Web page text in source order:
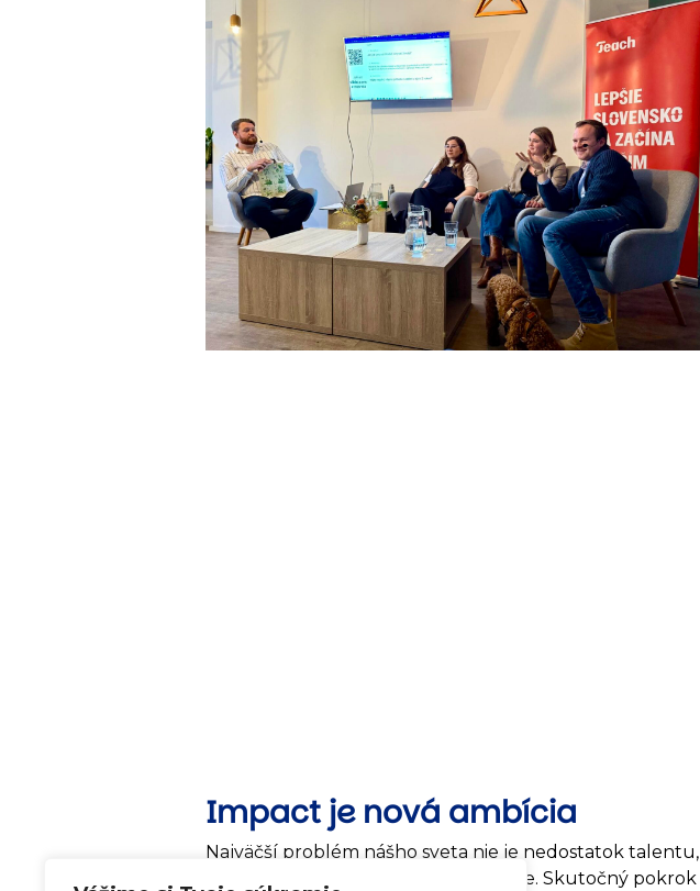
Impact je nová ambícia
Najväčší problém nášho sveta nie je nedostatok talentu,
ale to, kam všetok ten talent smeruje. Skutočný pokrok